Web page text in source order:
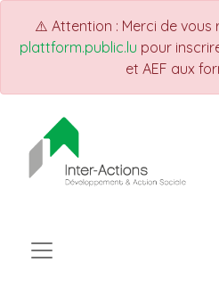
⚠️ Attention : Merci de
plattform.public.lu pour
et AEF aux